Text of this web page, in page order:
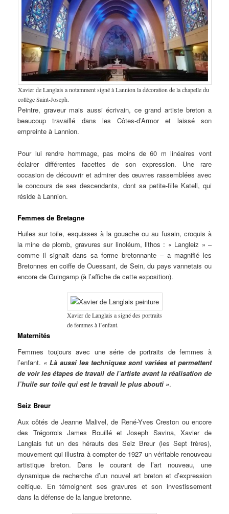
Xavier de Langlais a notamment signé à Lannion la décoration de la chapelle du
collège Saint-Joseph.
Peintre, graveur mais aussi écrivain, ce grand artiste breton a
beaucoup travaillé dans les Côtes-d’Armor et laissé son
empreinte à Lannion.
Pour lui rendre hommage, pas moins de 60 m linéaires vont
éclairer différentes facettes de son expression. Une rare
occasion de découvrir et admirer des œuvres rassemblées avec
le concours de ses descendants, dont sa petite-fille Katell, qui
réside à Lannion.
Femmes de Bretagne
Huiles sur toile, esquisses à la gouache ou au fusain, croquis à
la mine de plomb, gravures sur linoléum, lithos : « Langleiz » –
comme il signait dans sa forme bretonnante – a magnifié les
Bretonnes en coiffe de Ouessant, de Sein, du pays vannetais ou
encore de Guingamp (à l’affiche de cette exposition).
Xavier de Langlais a signé des portraits
de femmes à l’enfant.
Maternités
Femmes toujours avec une série de portraits de femmes à
l’enfant. « Là aussi les techniques sont variées et permettent
de voir les étapes de travail de l’artiste avant la réalisation de
l’huile sur toile qui est le travail le plus abouti ».
Seiz Breur
Aux côtés de Jeanne Malivel, de René-Yves Creston ou encore
des Trégorrois James Bouillé et Joseph Savina, Xavier de
Langlais fut un des hérauts des Seiz Breur (les Sept frères),
mouvement qui illustra à compter de 1927 un véritable renouveau
artistique breton. Dans le courant de l’art nouveau, une
dynamique de recherche d’un nouvel art breton et d’expression
celtique. En témoignent ses gravures et son investissement
dans la défense de la langue bretonne.